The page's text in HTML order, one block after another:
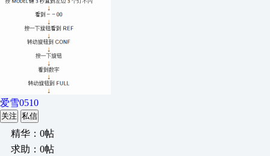
爱雪0510
关注 私信
精华：0帖
求助：0帖